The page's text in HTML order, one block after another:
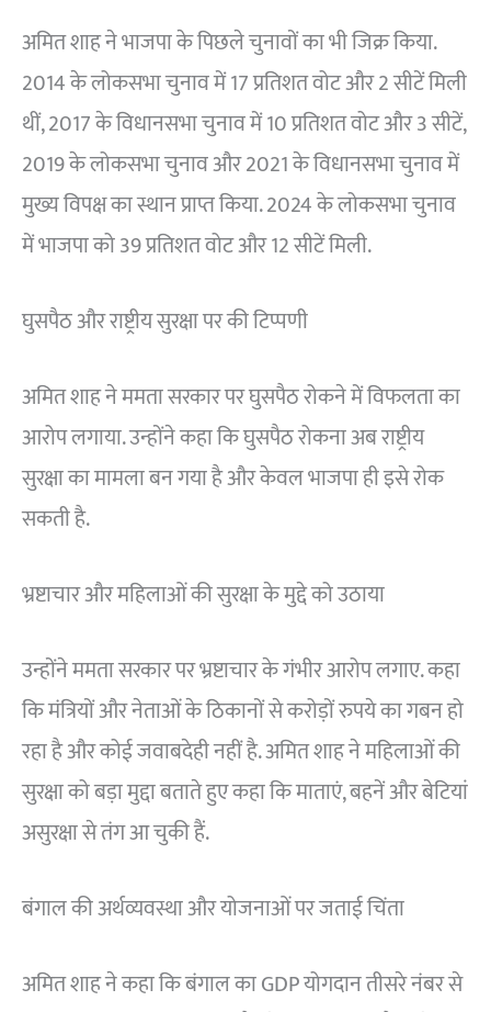
अमित शाह ने भाजपा के पिछले चुनावों का भी जिक्र किया.
2014 के लोकसभा चुनाव में 17 प्रतिशत वोट और 2 सीटें मिली
थीं, 2017 के विधानसभा चुनाव में 10 प्रतिशत वोट और 3 सीटें,
2019 के लोकसभा चुनाव और 2021 के विधानसभा चुनाव में
मुख्य विपक्ष का स्थान प्राप्त किया. 2024 के लोकसभा चुनाव
में भाजपा को 39 प्रतिशत वोट और 12 सीटें मिली.
घुसपैठ और राष्ट्रीय सुरक्षा पर की टिप्पणी
अमित शाह ने ममता सरकार पर घुसपैठ रोकने में विफलता का
आरोप लगाया. उन्होंने कहा कि घुसपैठ रोकना अब राष्ट्रीय
सुरक्षा का मामला बन गया है और केवल भाजपा ही इसे रोक
सकती है.
भ्रष्टाचार और महिलाओं की सुरक्षा के मुद्दे को उठाया
उन्होंने ममता सरकार पर भ्रष्टाचार के गंभीर आरोप लगाए. कहा
कि मंत्रियों और नेताओं के ठिकानों से करोड़ों रुपये का गबन हो
रहा है और कोई जवाबदेही नहीं है. अमित शाह ने महिलाओं की
सुरक्षा को बड़ा मुद्दा बताते हुए कहा कि माताएं, बहनें और बेटियां
असुरक्षा से तंग आ चुकी हैं.
बंगाल की अर्थव्यवस्था और योजनाओं पर जताई चिंता
अमित शाह ने कहा कि बंगाल का GDP योगदान तीसरे नंबर से